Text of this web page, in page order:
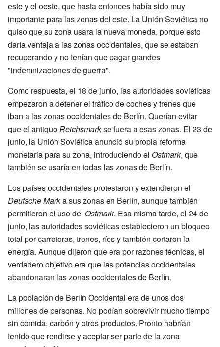
este y el oeste, que hasta entonces había sido muy
importante para las zonas del este. La Unión Soviética no
quiso que su zona usara la nueva moneda, porque esto
daría ventaja a las zonas occidentales, que se estaban
recuperando y no tenían que pagar grandes
"indemnizaciones de guerra".
Como respuesta, el 18 de junio, las autoridades soviéticas
empezaron a detener el tráfico de coches y trenes que
iban a las zonas occidentales de Berlín. Querían evitar
que el antiguoReichsmarkse fuera a esas zonas. El 23 de
junio, la Unión Soviética anunció su propia reforma
monetaria para su zona, introduciendo el Ostmark, que
también se usaría en todas las zonas de Berlín.
Los países occidentales protestaron y extendieron el
Deutsche Marka sus zonas en Berlín, aunque también
permitieron el uso del Ostmark. Esa misma tarde, el 24 de
junio, las autoridades soviéticas establecieron un bloqueo
total por carreteras, trenes, ríos y también cortaron la
energía. Aunque dijeron que era por razones técnicas, el
verdadero objetivo era que las potencias occidentales
abandonaran las zonas occidentales de Berlín.
La población de Berlín Occidental era de unos dos
millones de personas. No podían sobrevivir mucho tiempo
sin comida, carbón y otros productos. Pronto habrían
tenido que rendirse y aceptar ser parte de la zona